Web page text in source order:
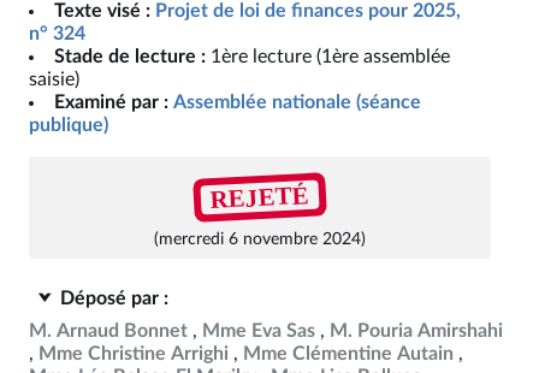
Texte visé : Projet de loi de finances pour 2025,
n° 324
Stade de lecture : 1ère lecture (1ère assemblée
saisie)
Examiné par : Assemblée nationale (séance
publique)
REJETÉ
(mercredi 6 novembre 2024)
Déposé par :
M. Arnaud Bonnet
Mme Eva Sas
M. Pouria Amirshahi
Mme Christine Arrighi
Mme Clémentine Autain